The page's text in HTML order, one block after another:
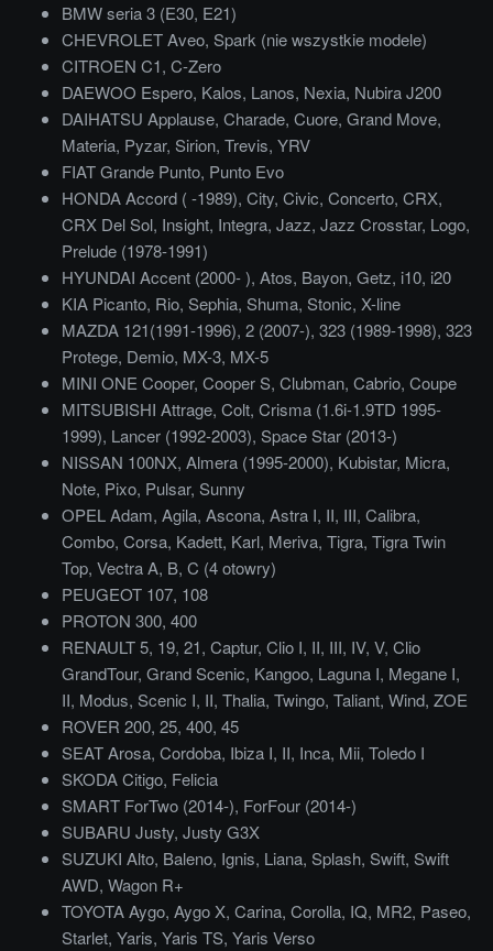
BMW seria 3 (E30, E21)
CHEVROLET Aveo, Spark (nie wszystkie modele)
CITROEN C1, C-Zero
DAEWOO Espero, Kalos, Lanos, Nexia, Nubira J200
DAIHATSU Applause, Charade, Cuore, Grand Move,
Materia, Pyzar, Sirion, Trevis, YRV
FIAT Grande Punto, Punto Evo
HONDA Accord ( -1989), City, Civic, Concerto, CRX,
CRX Del Sol, Insight, Integra, Jazz, Jazz Crosstar, Logo,
Prelude (1978-1991)
HYUNDAI Accent (2000- ), Atos, Bayon, Getz, i10, i20
KIA Picanto, Rio, Sephia, Shuma, Stonic, X-line
MAZDA 121(1991-1996), 2 (2007-), 323 (1989-1998), 323
Protege, Demio, MX-3, MX-5
MINI ONE Cooper, Cooper S, Clubman, Cabrio, Coupe
MITSUBISHI Attrage, Colt, Crisma (1.6i-1.9TD 1995-
1999), Lancer (1992-2003), Space Star (2013-)
NISSAN 100NX, Almera (1995-2000), Kubistar, Micra,
Note, Pixo, Pulsar, Sunny
OPEL Adam, Agila, Ascona, Astra I, II, III, Calibra,
Combo, Corsa, Kadett, Karl, Meriva, Tigra, Tigra Twin
Top, Vectra A, B, C (4 otowry)
PEUGEOT 107, 108
PROTON 300, 400
RENAULT 5, 19, 21, Captur, Clio I, II, III, IV, V, Clio
GrandTour, Grand Scenic, Kangoo, Laguna I, Megane I,
II, Modus, Scenic I, II, Thalia, Twingo, Taliant, Wind, ZOE
ROVER 200, 25, 400, 45
SEAT Arosa, Cordoba, Ibiza I, II, Inca, Mii, Toledo I
SKODA Citigo, Felicia
SMART ForTwo (2014-), ForFour (2014-)
SUBARU Justy, Justy G3X
SUZUKI Alto, Baleno, Ignis, Liana, Splash, Swift, Swift
AWD, Wagon R+
TOYOTA Aygo, Aygo X, Carina, Corolla, IQ, MR2, Paseo,
Starlet, Yaris, Yaris TS, Yaris Verso